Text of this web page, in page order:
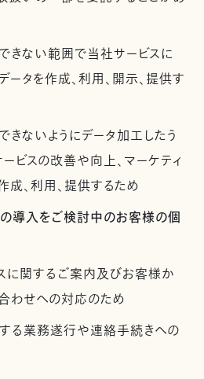
きない範囲で当社サービスに
ータを作成、利用、開示、提供す
きないようにデータ加工したう
ービスの改善や向上、マーケティ
成、利用、提供するため
導入をご検討中のお客様の個
に関するご案内及びお客様か
わせへの対応のため
る業務遂行や連絡手続きへの